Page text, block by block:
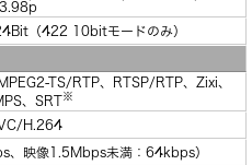
（422 10bitモードのみ）
TS/RTP、RTSP/RTP、Zixi、
、SRT ※
H.264
映像1.5Mbps未満：64kbps）